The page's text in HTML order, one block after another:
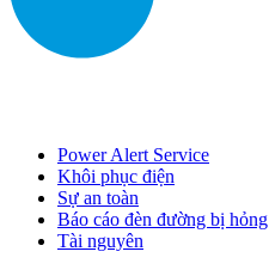
Power Alert Service
Khôi phục điện
Sự an toàn
Báo cáo đèn đường bị hỏng
Tài nguyên